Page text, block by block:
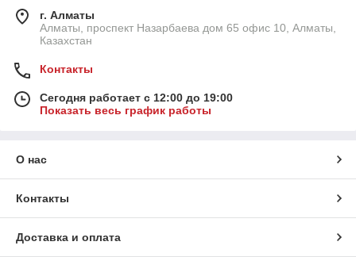
г. Алматы
Алматы, проспект Назарбаева дом 65 офис 10, Алматы,
Казахстан
Контакты
Сегодня работает с 12:00 до 19:00
Показать весь график работы
О нас
Контакты
Доставка и оплата